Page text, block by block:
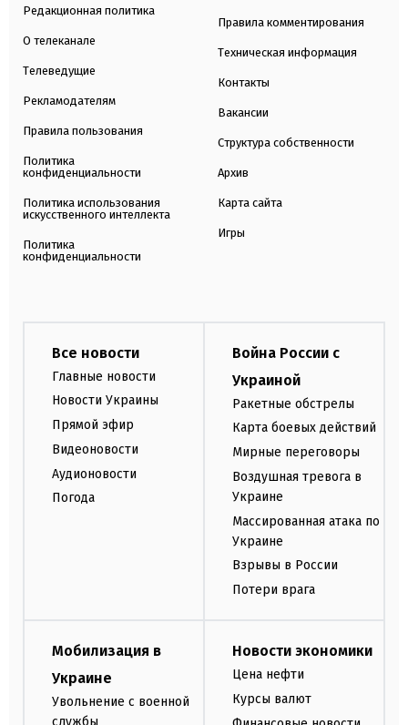
Редакционная политика
О телеканале
Телеведущие
Рекламодателям
Правила пользования
Политика
конфиденциальности
Политика использования
искусственного интеллекта
Политика
конфиденциальности
Правила комментирования
Техническая информация
Контакты
Вакансии
Структура собственности
Архив
Карта сайта
Игры
Все новости
Главные новости
Новости Украины
Прямой эфир
Видеоновости
Аудионовости
Погода
Война России с
Украиной
Ракетные обстрелы
Карта боевых действий
Мирные переговоры
Воздушная тревога в
Украине
Массированная атака по
Украине
Взрывы в России
Потери врага
Мобилизация в
Украине
Увольнение с военной
службы
Новости экономики
Цена нефти
Курсы валют